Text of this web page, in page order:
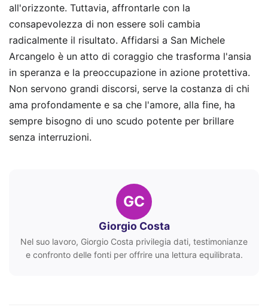
all'orizzonte. Tuttavia, affrontarle con la
consapevolezza di non essere soli cambia
radicalmente il risultato. Affidarsi a San Michele
Arcangelo è un atto di coraggio che trasforma l'ansia
in speranza e la preoccupazione in azione protettiva.
Non servono grandi discorsi, serve la costanza di chi
ama profondamente e sa che l'amore, alla fine, ha
sempre bisogno di uno scudo potente per brillare
senza interruzioni.
GC
Giorgio Costa
Nel suo lavoro, Giorgio Costa privilegia dati, testimonianze
e confronto delle fonti per offrire una lettura equilibrata.